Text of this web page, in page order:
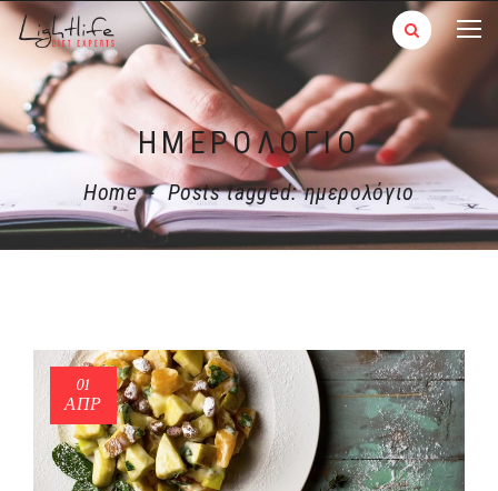
ΗΜΕΡΟΛΌΓΙΟ
Home - Posts tagged: ημερολόγιο
01
ΑΠΡ